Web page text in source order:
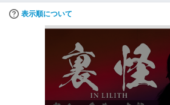
表示順について